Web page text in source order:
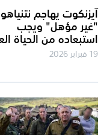
آيزنكوت يهاجم
"غير مؤهل" ويجب
استبعاده من الحياة
19 فبراير 2026